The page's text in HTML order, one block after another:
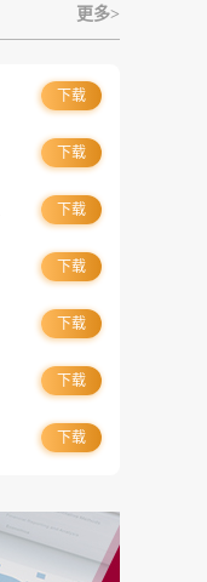
更多>
下载
下载
下载
下载
下载
下载
下载